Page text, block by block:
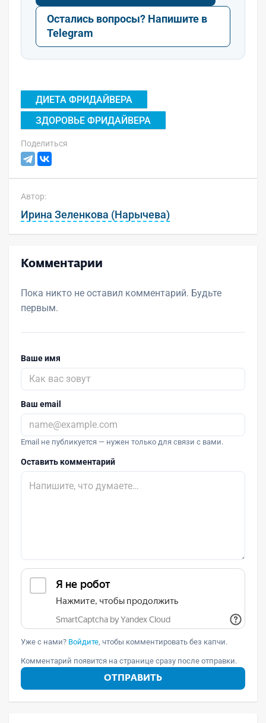
Остались вопросы? Напишите в
Telegram
ДИЕТА ФРИДАЙВЕРА
ЗДОРОВЬЕ ФРИДАЙВЕРА
Поделиться
Автор:
Ирина Зеленкова (Нарычева)
Комментарии
Пока никто не оставил комментарий. Будьте
первым.
Ваше имя
Ваш email
Email не публикуется — нужен только для связи с вами.
Оставить комментарий
Уже с нами? Войдите , чтобы комментировать без капчи.
Комментарий появится на странице сразу после отправки.
ОТПРАВИТЬ